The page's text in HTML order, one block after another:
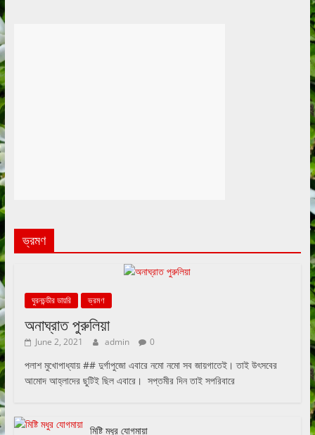
ভ্রমণ
ঘুরনচন্ডীর ডায়রি ভ্রমণ
অনাঘ্রাত পুরুলিয়া
June 2, 2021 admin 0
পলাশ মুখোপাধ্যায় ## দুর্গাপুজো এবারে নমো নমো সব জায়গাতেই। তাই উৎসবের
আমোদ আহ্লাদের ছুটিই ছিল এবারে। সপ্তমীর দিন তাই সপরিবারে
মিষ্টি মধুর যোগমায়া